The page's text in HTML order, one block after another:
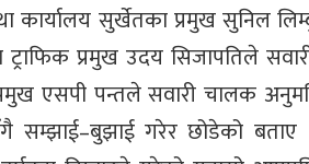
कार्यालय सुर्खेतका प्रमुख सुनिल
ट्राफिक प्रमुख उदय सिजापतिले
एसपी पन्तले सवारी चालक
सम्झाई–बुझाई गरेर छोडेको